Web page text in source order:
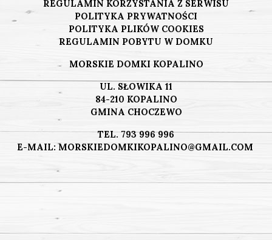
REGULAMIN KORZYSTANIA Z SERWISU
POLITYKA PRYWATNOŚCI
POLITYKA PLIKÓW COOKIES
REGULAMIN POBYTU W DOMKU
MORSKIE DOMKI KOPALINO
UL. SŁOWIKA 11
84-210 KOPALINO
GMINA CHOCZEWO
TEL.793 996 996
E-MAIL: MORSKIEDOMKIKOPALINO@GMAIL.COM